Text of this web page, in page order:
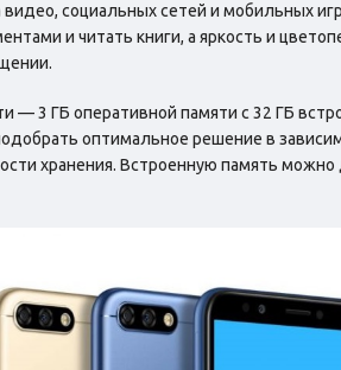
социальных сетей и мобильных
и читать книги, а яркость и
— 3 ГБ оперативной памяти с 32 ГБ
оптимальное решение в
хранения. Встроенную память можно